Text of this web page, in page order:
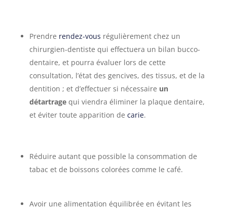
Prendre rendez-vous régulièrement chez un
chirurgien-dentiste qui effectuera un bilan bucco-
dentaire, et pourra évaluer lors de cette
consultation, l’état des gencives, des tissus, et de la
dentition ; et d’effectuer si nécessaire un
détartragequi viendra éliminer la plaque dentaire,
et éviter toute apparition de carie.
Réduire autant que possible la consommation de
tabac et de boissons colorées comme le café.
Avoir une alimentation équilibrée en évitant les